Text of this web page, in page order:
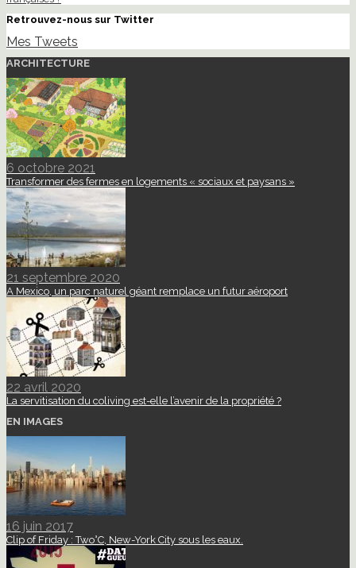
Retrouvez-nous sur Twitter
Mes Tweets
ARCHITECTURE
6 octobre 2021
Transformer des fermes en logements « sociaux et paysans »
21 septembre 2020
A Mexico, un parc naturel géant remplace un futur aéroport
22 avril 2020
La servitisation du coliving est-elle l’avenir de la propriété ?
EN IMAGES
16 juin 2017
Clip of Friday : Two°C, New-York City sous les eaux.